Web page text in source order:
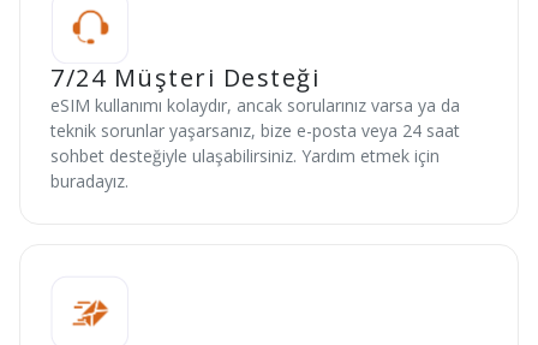
7/24 Müşteri Desteği
eSIM kullanımı kolaydır, ancak sorularınız varsa ya da
teknik sorunlar yaşarsanız, bize e-posta veya 24 saat
sohbet desteğiyle ulaşabilirsiniz. Yardım etmek için
buradayız.